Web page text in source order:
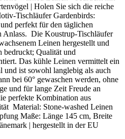
| Holen Sie sich die reiche
Tischläufer Gardenbirds:
perfekt für den täglichen
Anlass. Die Koustrup-Tischläufer
Leinen hergestellt und
bedruckt; Qualität und
Das kühle Leinen vermittelt ein
und ist sowohl langlebig als auch
bei 60° gewaschen werden, ohne
und für lange Zeit Freude an
perfekte Kombination aus
Material: Stone-washed Leinen
Maße: Länge 145 cm, Breite
| hergestellt in der EU